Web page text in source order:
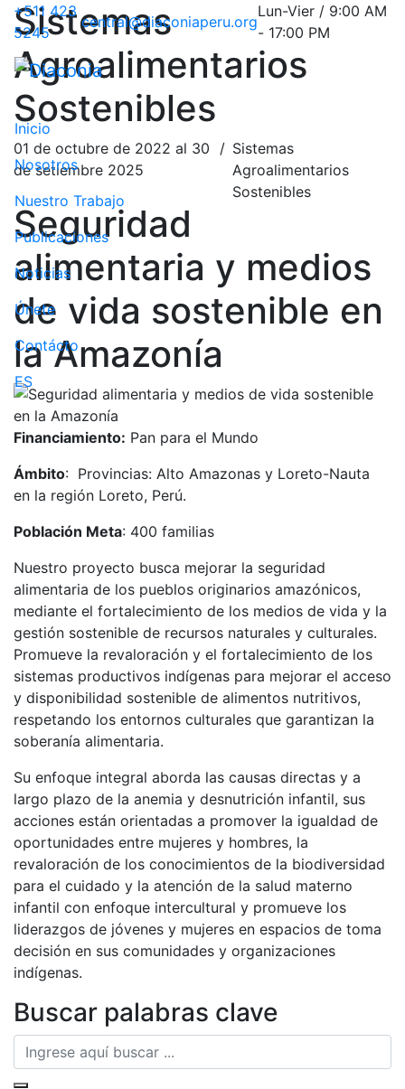
+511 423
5245
central@diaconiaperu.org
Lun-Vier / 9:00 AM
- 17:00 PM
Inicio
Nosotros
Nuestro Trabajo
Publicaciones
Noticias
Únete
Contácto
ES
Sistemas
Agroalimentarios
Sostenibles
01 de octubre de 2022 al 30
de setiembre 2025
/ Sistemas
Agroalimentarios
Sostenibles
Seguridad
alimentaria y medios
de vida sostenible en
la Amazonía
Financiamiento: Pan para el Mundo
Ámbito: Provincias: Alto Amazonas y Loreto-Nauta
en la región Loreto, Perú.
Población Meta: 400 familias
Nuestro proyecto busca mejorar la seguridad
alimentaria de los pueblos originarios amazónicos,
mediante el fortalecimiento de los medios de vida y la
gestión sostenible de recursos naturales y culturales.
Promueve la revaloración y el fortalecimiento de los
sistemas productivos indígenas para mejorar el acceso
y disponibilidad sostenible de alimentos nutritivos,
respetando los entornos culturales que garantizan la
soberanía alimentaria.
Su enfoque integral aborda las causas directas y a
largo plazo de la anemia y desnutrición infantil, sus
acciones están orientadas a promover la igualdad de
oportunidades entre mujeres y hombres, la
revaloración de los conocimientos de la biodiversidad
para el cuidado y la atención de la salud materno
infantil con enfoque intercultural y promueve los
liderazgos de jóvenes y mujeres en espacios de toma
decisión en sus comunidades y organizaciones
indígenas.
Buscar palabras clave